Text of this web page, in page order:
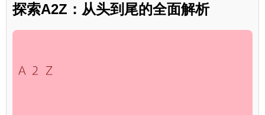
探索A2Z：从头到尾的全面解析